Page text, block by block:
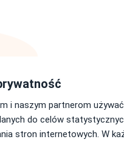
i naszym partnerom
do celów
stron internetowych. W